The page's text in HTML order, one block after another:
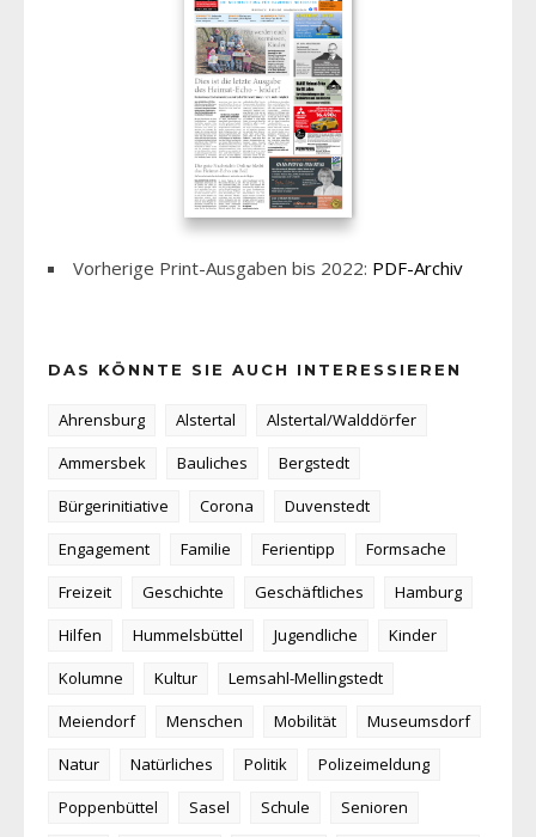
Vorherige Print-Ausgaben bis 2022: PDF-Archiv
DAS KÖNNTE SIE AUCH INTERESSIEREN
Ahrensburg Alstertal
Alstertal/Walddörfer
Ammersbek
Bauliches
Bergstedt
Bürgerinitiative
Corona
Duvenstedt
Engagement
Familie Ferientipp
Formsache
Freizeit
Geschichte Geschäftliches
Hamburg
Hilfen
Hummelsbüttel Jugendliche
Kinder
Kolumne
Kultur
Lemsahl-Mellingstedt
Meiendorf
Menschen Mobilität
Museumsdorf
Natur
Natürliches Politik
Polizeimeldung
Poppenbüttel
Sasel Schule
Senioren